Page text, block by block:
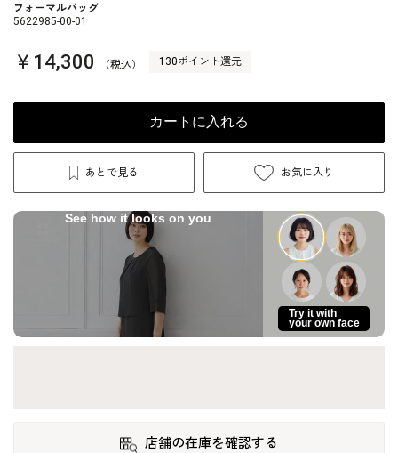
フォーマルバッグ
5622985-00-01
￥14,300 （税込） 130ポイント還元
カートに入れる
あとで見る お気に入り
See how it looks on you
Try it with
your own face
店舗の在庫を確認する